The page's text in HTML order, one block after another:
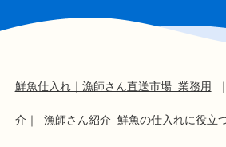
鮮魚仕入れ｜漁師さん直送市場 業務用
介 ｜ 漁師さん紹介 鮮魚の仕入れに役立